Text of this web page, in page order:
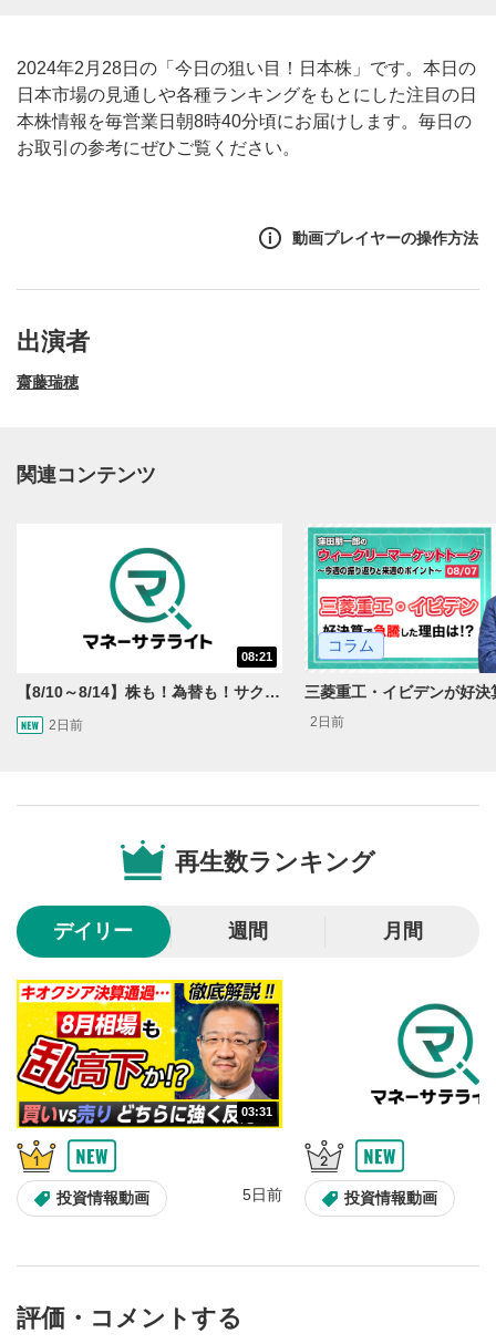
2024年2月28日の「今日の狙い目！日本株」です。本日の
日本市場の見通しや各種ランキングをもとにした注目の日
本株情報を毎営業日朝8時40分頃にお届けします。毎日の
お取引の参考にぜひご覧ください。
動画プレイヤーの操作方法
動画再生エリア
動画再生エリアをクリックすると、動画を再生または
一時停止します。
2
再生/一時停止
動画を再生または一時停止します。
10秒戻し/10秒送り
10秒、動画を巻き戻し/早送りします。
シークバー
再生位置を示しています。再生したい位置をクリック
するとその位置から動画が再生されます。
6
画質/再生速度の設定
画質の選択/再生速度の変更ができます。
7
音量調整
スライダーを上下すると音量が調整できます。
8
全画面表示
出演者
齋藤瑞穂
関連コンテンツ
08:21
【8/10～8/14】株も！為替も！サクッと！来週のマーケット見通し＜Next View＞
2日前
コラム
2日前
再生数ランキング
デイリー 週間 月間
03:31
投資情報動画 5日前 投資情報動画
評価・コメントする